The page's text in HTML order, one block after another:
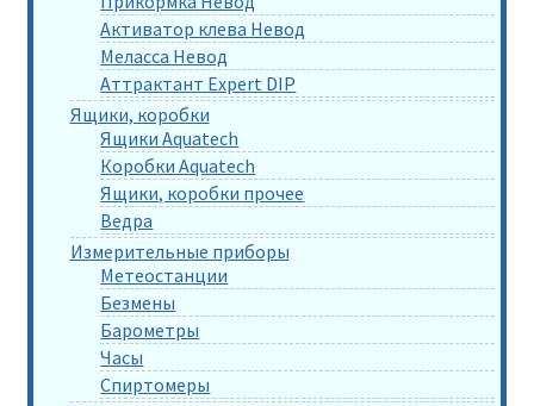
Активатор клева Невод
Меласса Невод
Аттрактант Expert DIP
Ящики, коробки
Ящики Aquatech
Коробки Aquatech
Ящики, коробки прочее
Ведра
Измерительные приборы
Метеостанции
Безмены
Барометры
Часы
Спиртомеры